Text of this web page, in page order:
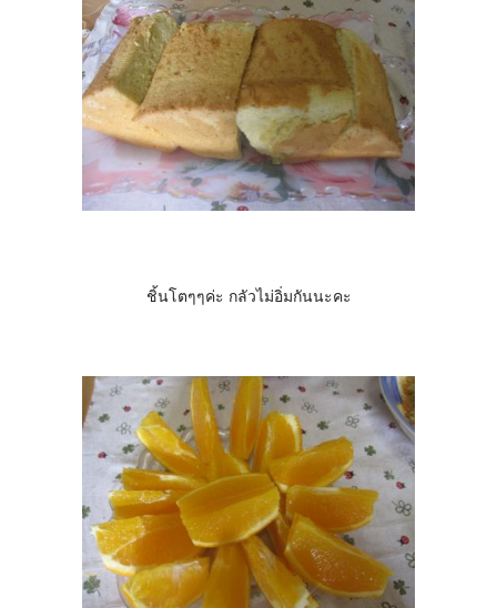
ชิ้นโตๆๆค่ะ กลัวไม่อิ่มกันนะคะ